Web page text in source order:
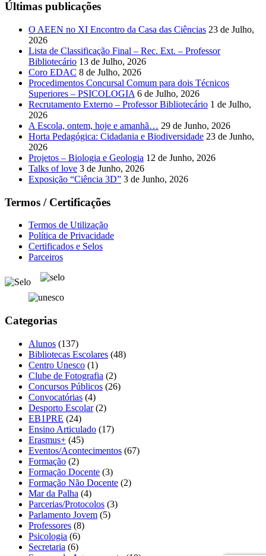
Últimas publicações
O AEEN no XI Encontro da Casa das Ciências 23 de Julho,
2026
Lista de Classificação Final – Rec. Ext. – Professor
Bibliotecário 13 de Julho, 2026
Coro EDAC 8 de Julho, 2026
Procedimentos Concursal Comum para dois Técnicos
Superiores – PSICOLOGIA 6 de Julho, 2026
Recrutamento Externo – Professor Bibliotecário 1 de Julho,
2026
A Escola, ontem, hoje e amanhã… 29 de Junho, 2026
Horta Pedagógica: Cidadania e Biodiversidade 23 de Junho,
2026
Projetos – Biologia e Geologia 12 de Junho, 2026
Talks of love 3 de Junho, 2026
Exposição “Ciência 3D” 3 de Junho, 2026
Termos / Certificações
Termos de Utilização
Política de Privacidade
Certificados e Selos
Parceiros
Categorias
Alunos (137)
Bibliotecas Escolares (48)
Centro Unesco (1)
Clube de Fotografia (2)
Concursos Públicos (26)
Convocatórias (4)
Desporto Escolar(2)
EB1PRE (24)
Ensino Articulado (17)
Erasmus+ (45)
Eventos/Acontecimentos (67)
Formação (2)
Formação Docente (3)
Formação Não Docente (2)
Mar da Palha (4)
Parcerias/Protocolos (3)
Parlamento Jovem (5)
Professores (8)
Psicologia (6)
Secretaria (6)